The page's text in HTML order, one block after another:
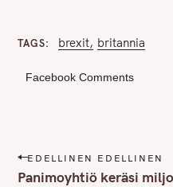
TAGS brexit britannia
Facebook Comments
P
o
EDELLINEN EDELLINEN
Panimoyhtiö keräsi